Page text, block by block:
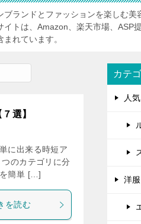
ブランドとファッションを楽しむ
イトは、Amazon、楽天市場、ASP
れています。
選】
に出来る時短ア
のカテゴリに分
を簡単 […]
を読む
カテ
人
洋